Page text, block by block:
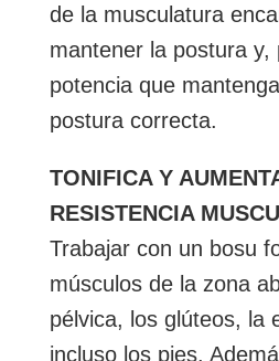
de la musculatura
mantener la postura y,
potencia que
postura correcta.
TONIFICA Y
RESISTENCIA
Trabajar con un bosu
músculos de la zona
pélvica, los glúteos, la
incluso los pies.